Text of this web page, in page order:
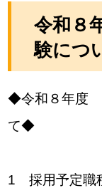
令和８
験につ
◆令和８年度
て◆
1 採用予定職